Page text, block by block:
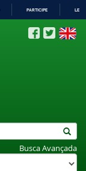
PARTICIPE
Busca Avançada